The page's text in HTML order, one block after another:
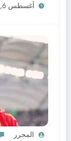
أغسطس 6, 2026
المحرر